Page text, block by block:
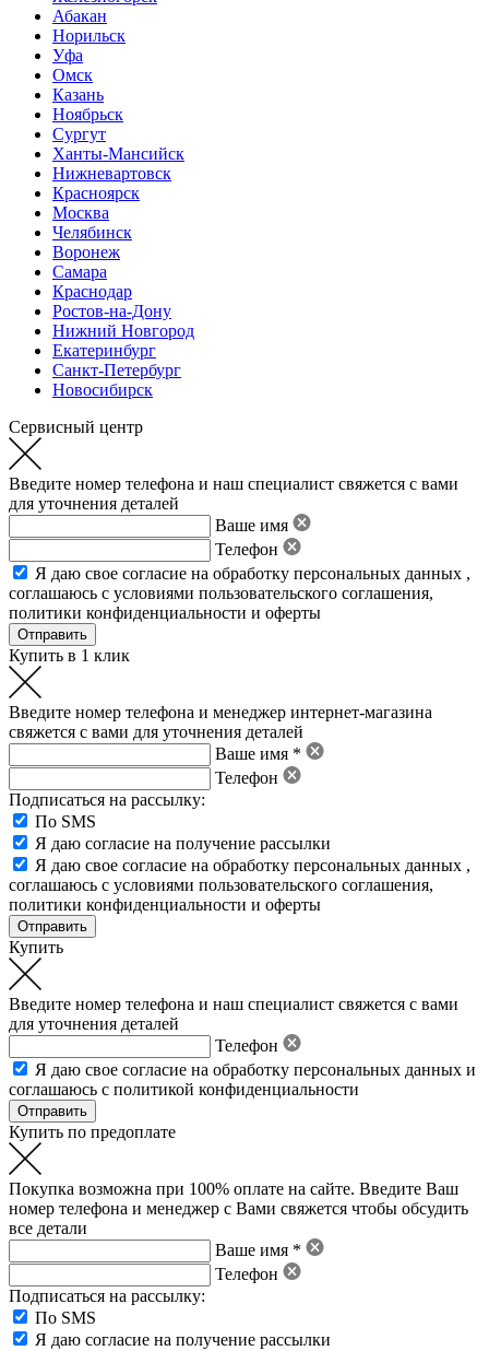
Абакан
Норильск
Уфа
Омск
Казань
Ноябрьск
Сургут
Ханты-Мансийск
Нижневартовск
Красноярск
Москва
Челябинск
Воронеж
Самара
Краснодар
Ростов-на-Дону
Нижний Новгород
Екатеринбург
Санкт-Петербург
Новосибирск
Сервисный центр
Введите номер телефона и наш специалист свяжется с вами
для уточнения деталей
Ваше имя
Телефон
Я даю свое согласие на обработку персональных данных ,
соглашаюсь с условиями пользовательского соглашения,
политики конфиденциальности и оферты
Купить в 1 клик
Введите номер телефона и менеджер интернет-магазина
свяжется с вами для уточнения деталей
Ваше имя *
Телефон
Подписаться на рассылку:
По SMS
Я даю согласие на получение рассылки
Я даю свое согласие на обработку персональных данных ,
соглашаюсь с условиями пользовательского соглашения,
политики конфиденциальности и оферты
Купить
Введите номер телефона и наш специалист свяжется с вами
для уточнения деталей
Телефон
Я даю свое согласие на обработку персональных данных и
соглашаюсь с политикой конфиденциальности
Купить по предоплате
Покупка возможна при 100% оплате на сайте. Введите Ваш
номер телефона и менеджер с Вами свяжется чтобы обсудить
все детали
Ваше имя *
Телефон
Подписаться на рассылку:
По SMS
Я даю согласие на получение рассылки